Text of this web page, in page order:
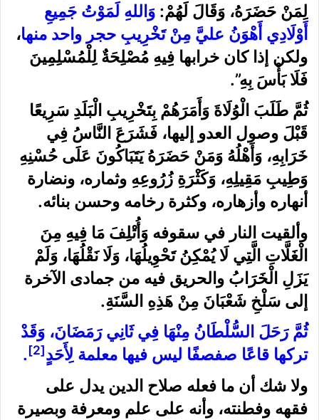
لِمَنْ حَضَرَهُ، وَقَالَ لَهُمْ: وَاللهِ لَمَوْتُ جَمِيعِ
أَوْلَادِي أَهْوَنُ عليَّ مِنْ تَخْرِيبِ حجر واحد منها،
ولكن إذا كان خرابها فِيهِ مُصْلِحَةٌ لِلْمُسْلِمِينَ
فَلَا بَأْسَ بِهِ”.
ثُمَّ طَلَبَ الْوُلَاةَ وَأَمَرَهُمْ بِتَخْرِيبِ الْبَلَدِ سَرِيعًا
قَبْلَ وصول العدو إليها، فَشَرَعَ النَّاسُ فِي
خَرَابِهِ، وَأَهْلُهُ وَمَنْ حَضَرَهُ يَتَبَاكُونَ عَلَى حُسْنِهِ
وَطِيبِ مَقِيلِهِ، وَكَثْرَةِ زُرُوعِهِ وثماره، ونضارة
أنهاره وأزهاره، وكثرة رخامه وحسن بنائه.
وألقيت النار في سقوفه وَأُتْلِفَ مَا فِيهِ مِنَ
الْغَلَّاتِ الَّتِي لَا يُمْكِنُ تَحْوِيلُهَا، وَلَا نَقْلُهَا، وَلَمْ
يَزَلِ الْخَرَابُ والحريق فيه من جمادى الآخرة
إلى سَلْخِ شَعْبَانَ مِنْ هَذِهِ السَّنَةِ.
ثُمَّ رَحَلَ السُّلْطَانُ مِنْهَا فِي ثَانِي رَمَضَانَ، وَقَدْ
تركها قاعًا صفصفًا ليس فيها معلمة لِأَحَدٍ[2]
.
ولا شك أن ما فعله صلاح الدين يدل على
فقهه وفطنته، وأنه على علم ومعرفة وبصيرة